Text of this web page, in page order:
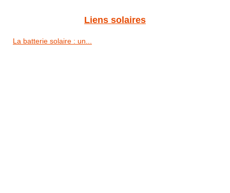
Liens solaires
La batterie solaire : un...